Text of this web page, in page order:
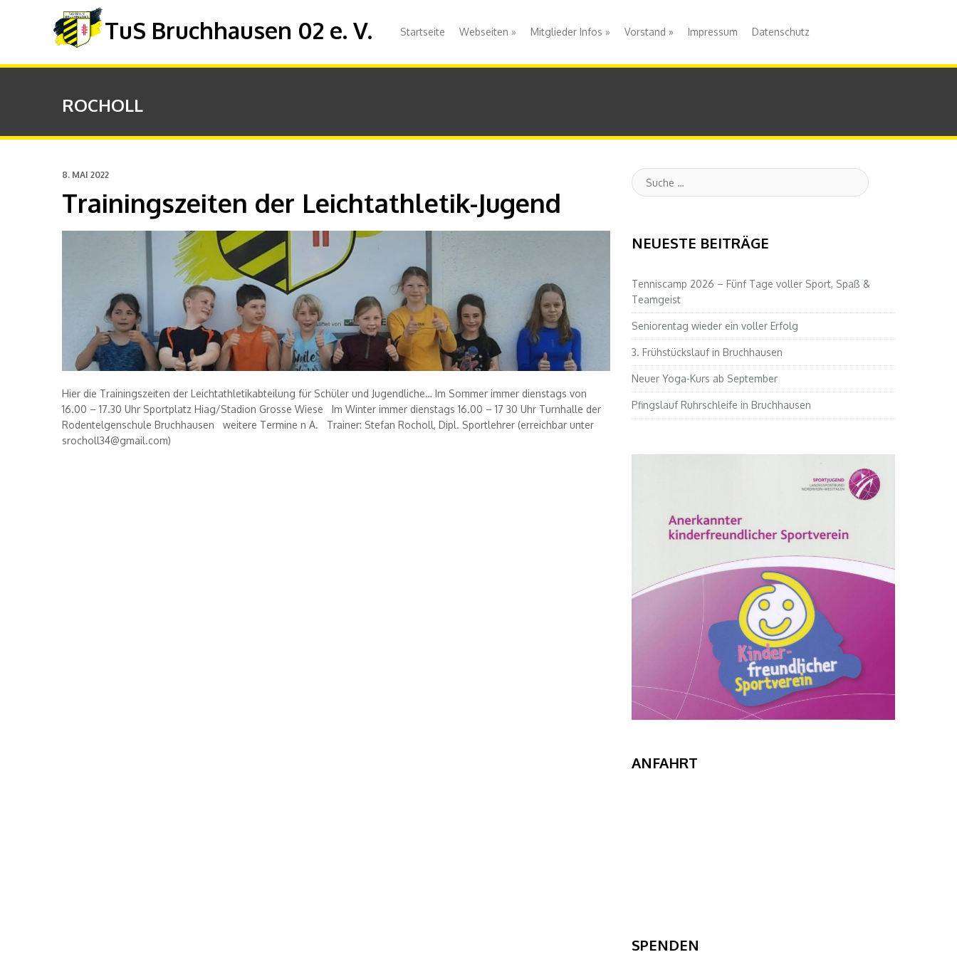
TuS Bruchhausen 02 e. V. Startseite Webseiten » Mitglieder Infos » Vorstand » Impressum Datenschutz
ROCHOLL
8. MAI 2022
Trainingszeiten der Leichtathletik-Jugend
Hier die Trainingszeiten der Leichtathletikabteilung für Schüler und Jugendliche… Im Sommer immer dienstags von
16.00 – 17.30 Uhr Sportplatz Hiag/Stadion Grosse Wiese Im Winter immer dienstags 16.00 – 17 30 Uhr Turnhalle der
Rodentelgenschule Bruchhausen weitere Termine n A. Trainer: Stefan Rocholl, Dipl. Sportlehrer (erreichbar unter
srocholl34@gmail.com)
Suche
:
NEUESTE BEITRÄGE
Tenniscamp 2026 – Fünf Tage voller Sport, Spaß &
Teamgeist
Seniorentag wieder ein voller Erfolg
3. Frühstückslauf in Bruchhausen
Neuer Yoga-Kurs ab September
Pfingslauf Ruhrschleife in Bruchhausen
ANFAHRT
SPENDEN